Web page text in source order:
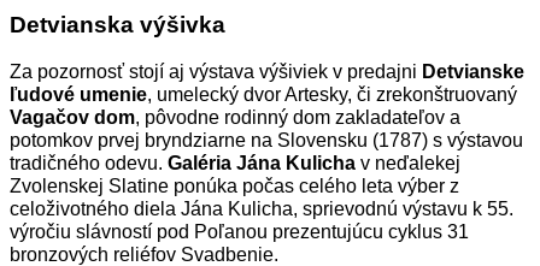
Detvianska výšivka
Za pozornosť stojí aj výstava výšiviek v predajni Detvianske
ľudové umenie, umelecký dvor Artesky, či zrekonštruovaný
Vagačov dom, pôvodne rodinný dom zakladateľov a
potomkov prvej bryndziarne na Slovensku (1787) s výstavou
tradičného odevu. Galéria Jána Kulicha v neďalekej
Zvolenskej Slatine ponúka počas celého leta výber z
celoživotného diela Jána Kulicha, sprievodnú výstavu k 55.
výročiu slávností pod Poľanou prezentujúcu cyklus 31
bronzových reliéfov Svadbenie.